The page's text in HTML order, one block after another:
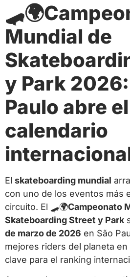
Mundial de
y Park
Paulo abre el
calendario
El skateboarding mundial
con uno de los eventos más
circuito. El 🛹🌍Campeonato
Skateboarding Street y Park
de marzo de 2026 en São
mejores riders del planeta
clave para el ranking